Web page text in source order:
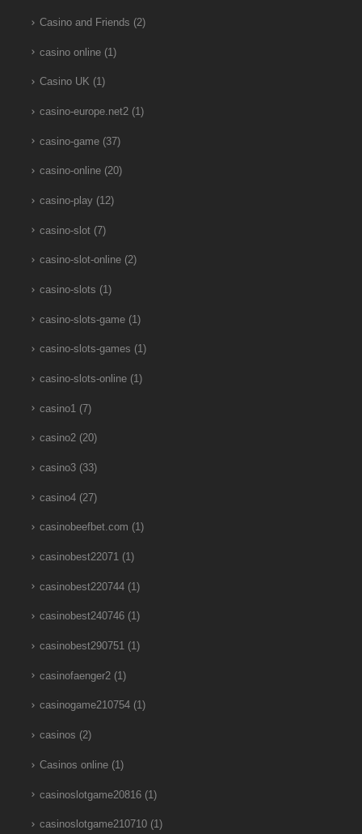
Casino and Friends (2)
casino online(1)
Casino UK (1)
casino-europe.net2(1)
casino-game(37)
casino-online(20)
casino-play(12)
casino-slot(7)
casino-slot-online(2)
casino-slots (1)
casino-slots-game(1)
casino-slots-games (1)
casino-slots-online(1)
casino1 (7)
casino2(20)
casino3(33)
casino4(27)
casinobeefbet.com (1)
casinobest22071(1)
casinobest220744(1)
casinobest240746(1)
casinobest290751(1)
casinofaenger2(1)
casinogame210754(1)
casinos (2)
Casinos online(1)
casinoslotgame20816(1)
casinoslotgame210710(1)